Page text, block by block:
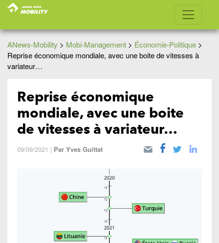
ANews-Mobility > Mobi-Management > Économie-Politique >
Reprise économique mondiale, avec une boite de vitesses à
variateur…
Reprise économique
mondiale, avec une boite
de vitesses à variateur…
09/09/2021 | Par Yves Guittat